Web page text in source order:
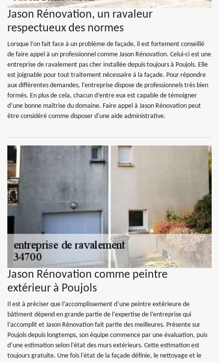
Jason Rénovation, un ravaleur
respectueux des normes
Lorsque l’on fait face à un problème de façade, il est fortement conseillé
de faire appel à un professionnel comme Jason Rénovation. Celui-ci est une
entreprise de ravalement pas cher installée depuis toujours à Poujols. Elle
est joignable pour tout traitement nécessaire à la façade. Pour répondre
aux différentes demandes, l'entreprise dispose de professionnels très bien
formés. En plus de cela, chacun d’entre eux est capable de témoigner
d’une bonne maîtrise du domaine. Faire appel à Jason Rénovation peut
être considéré comme disposer d'une aide administrative.
Jason Rénovation comme peintre
extérieur à Poujols
Il est à préciser que l’accomplissement d’une peintre extérieure de
bâtiment dépend en grande partie de l’expertise de l’entreprise qui
l’accomplit et Jason Rénovation fait partie des meilleures. Présente sur
Poujols depuis longtemps, son équipe commence par une évaluation, puis
d’une estimation selon l’état des murs extérieurs. Cette estimation est
toujours gratuite. Une fois l'état de la façade définie, le nettoyage et le